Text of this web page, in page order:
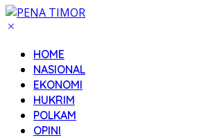
HOME
NASIONAL
EKONOMI
HUKRIM
POLKAM
OPINI